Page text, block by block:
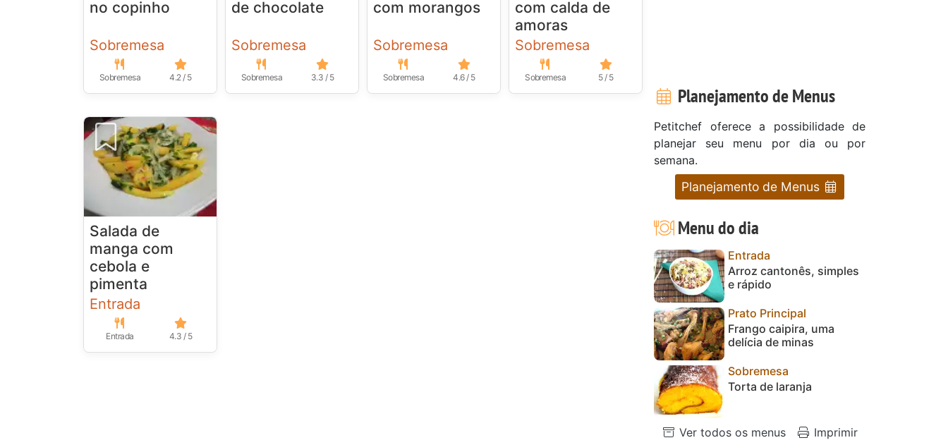
no copinho
Sobremesa
Sobremesa 4.2 / 5
de chocolate
Sobremesa
Sobremesa 3.3 / 5
com morangos
Sobremesa
Sobremesa 4.6 / 5
com calda de
amoras
Sobremesa
Sobremesa 5 / 5
Salada de
manga com
cebola e
pimenta
Entrada
Entrada 4.3 / 5
Planejamento de Menus
Petitchef oferece a possibilidade de
planejar seu menu por dia ou por
semana.
Planejamento de Menus
Menu do dia
Entrada
Arroz cantonês, simples
e rápido
Prato Principal
Frango caipira, uma
delícia de minas
Sobremesa
Torta de laranja
Ver todos os menus Imprimir